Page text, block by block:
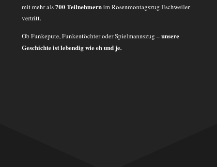
mit mehr als700 Teilnehmernim Rosenmontagszug Eschweiler
vertritt.
Ob Funkepute, Funkentöchter oder Spielmannszug –unsere
Geschichte ist lebendig wie eh und je.